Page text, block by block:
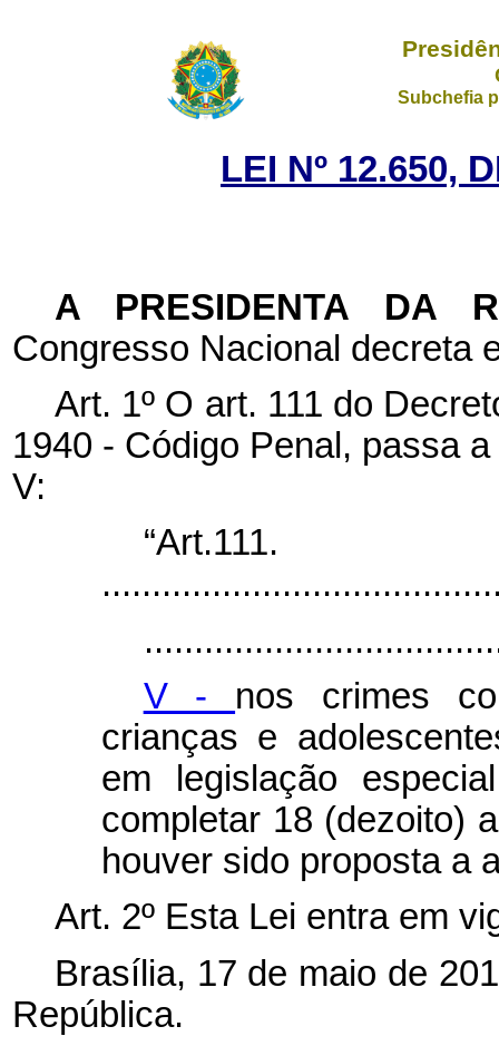
Subchefia
LEI Nº 12.650,
A PRESIDENTA DA
Congresso Nacional decreta
Art. 1º O art. 111 do
1940 - Código Penal, passa
V:
“Art.111.
V - nos crimes
crianças e
em legislação
completar 18 (dezoito)
houver sido proposta a
Art. 2º Esta Lei entra em
Brasília, 17 de maio de
República.